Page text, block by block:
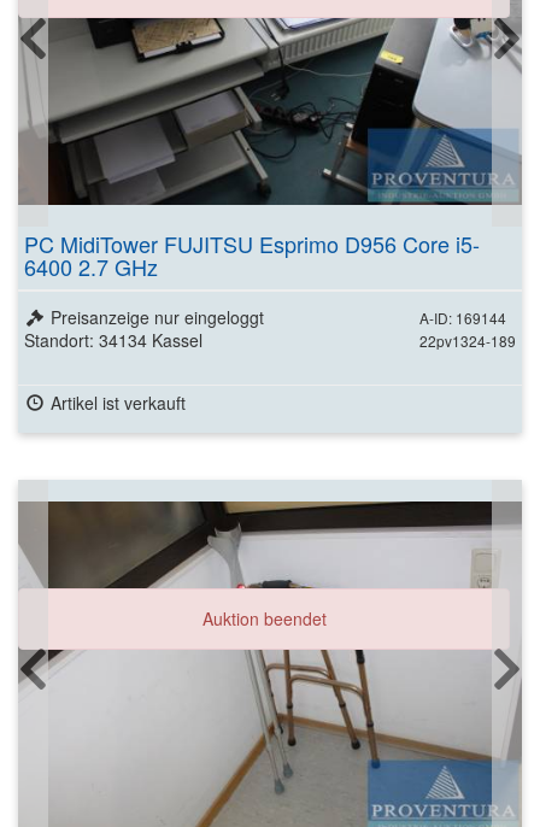
PC MidiTower FUJITSU Esprimo D956 Core i5-
6400 2.7 GHz
A-ID: 169144
22pv1324-189
Preisanzeige nur eingeloggt
Standort: 34134 Kassel
Artikel ist verkauft
Auktion beendet